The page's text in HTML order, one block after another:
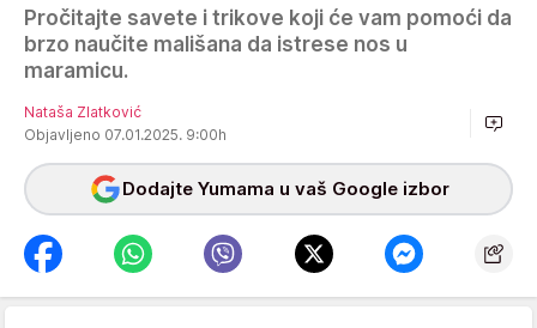
Pročitajte savete i trikove koji će vam pomoći da
brzo naučite mališana da istrese nos u
maramicu.
Nataša Zlatković
Objavljeno 07.01.2025. 9:00h
Dodajte Yumama u vaš Google izbor